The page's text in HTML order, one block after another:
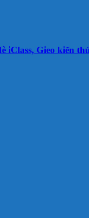
iClass, Gieo kiến